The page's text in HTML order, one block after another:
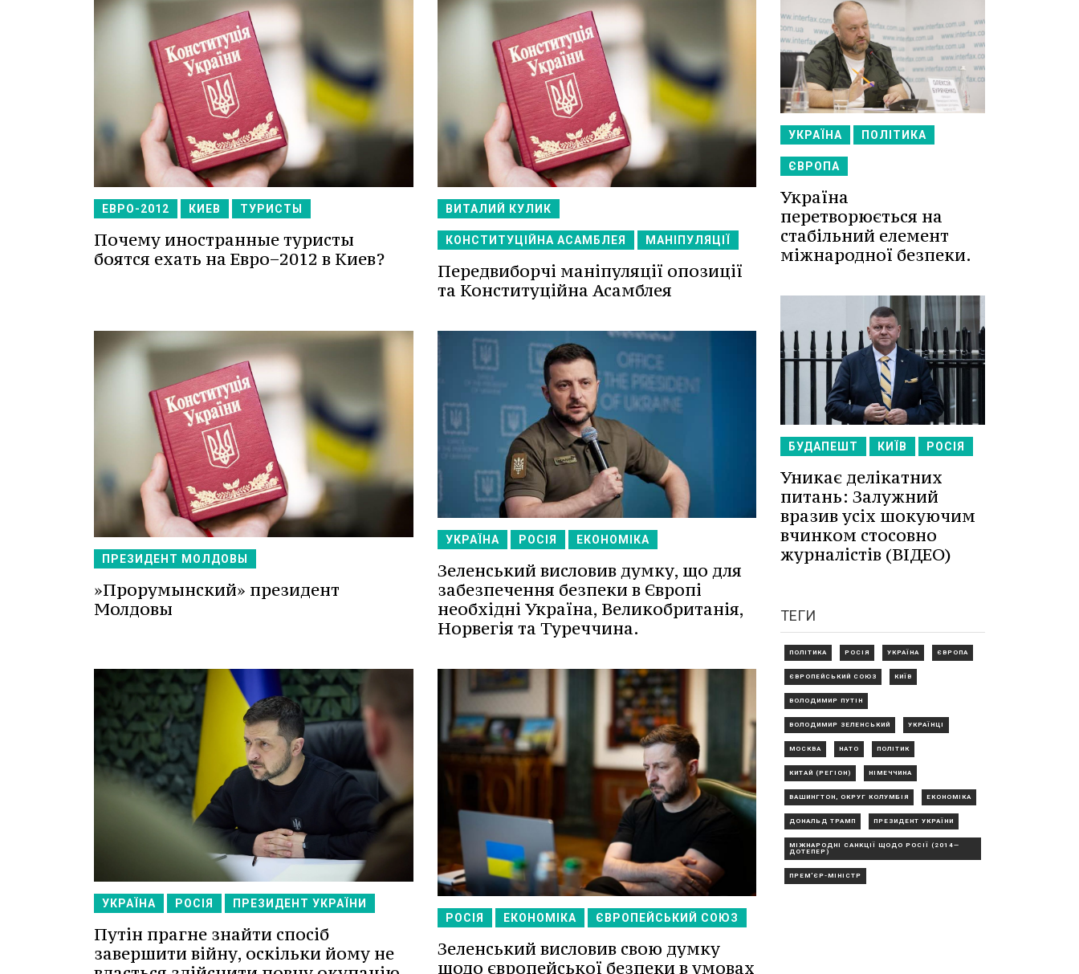
ЕВРО-2012 КИЕВ ТУРИСТЫ
Почему иностранные туристы
боятся ехать на Евро−2012 в Киев?
ВИТАЛИЙ КУЛИК
КОНСТИТУЦІЙНА АСАМБЛЕЯ МАНІПУЛЯЦІЇ
Передвиборчі маніпуляції опозиції
та Конституційна Асамблея
ПРЕЗИДЕНТ МОЛДОВЫ
»Прорумынский» президент
Молдовы
УКРАЇНА РОСІЯ ЕКОНОМІКА
Зеленський висловив думку, що для
забезпечення безпеки в Європі
необхідні Україна, Великобританія,
Норвегія та Туреччина.
УКРАЇНА РОСІЯ ПРЕЗИДЕНТ УКРАЇНИ
Путін прагне знайти спосіб
завершити війну, оскільки йому не
РОСІЯ ЕКОНОМІКА ЄВРОПЕЙСЬКИЙ СОЮЗ
Зеленський висловив свою думку
щодо європейської безпеки в умовах
УКРАЇНА ПОЛІТИКА
ЄВРОПА
Україна
перетворюється на
стабільний елемент
міжнародної безпеки.
БУДАПЕШТ КИЇВ РОСІЯ
Уникає делікатних
питань: Залужний
вразив усіх шокуючим
вчинком стосовно
журналістів (ВІДЕО)
ТЕГИ
ПОЛІТИКА РОСІЯ УКРАЇНА ЄВРОПА
ЄВРОПЕЙСЬКИЙ СОЮЗ КИЇВ
ВОЛОДИМИР ПУТІН
ВОЛОДИМИР ЗЕЛЕНСЬКИЙ УКРАЇНЦІ
МОСКВА НАТО ПОЛІТИК
КИТАЙ (РЕГІОН) НІМЕЧЧИНА
ВАШИНГТОН, ОКРУГ КОЛУМБІЯ ЕКОНОМІКА
ДОНАЛЬД ТРАМП ПРЕЗИДЕНТ УКРАЇНИ
МІЖНАРОДНІ САНКЦІЇ ЩОДО РОСІЇ (2014—
ДОТЕПЕР)
ПРЕМ'ЄР-МІНІСТР